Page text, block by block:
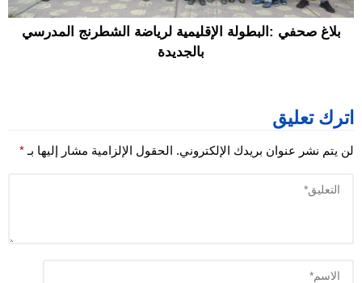
بلاغ صحفي :البطولة الإقليمية لرياضة الشطرنج المدرسي
بالجديدة
اترك تعليق
لن يتم نشر عنوان بريدك الإلكتروني. الحقول الإلزامية مشار إليها بـ *